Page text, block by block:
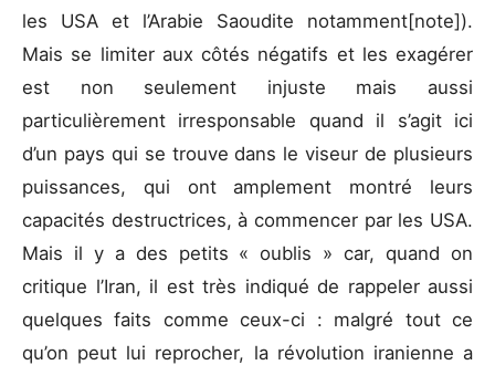
les USA et l’Arabie Saoudite notamment[note]).
Mais se limiter aux côtés négatifs et les exagérer
est non seulement injuste mais aussi
particulièrement irresponsable quand il s’agit ici
d’un pays qui se trouve dans le viseur de plusieurs
puissances, qui ont amplement montré leurs
capacités destructrices, à commencer par les USA.
Mais il y a des petits « oublis » car, quand on
critique l’Iran, il est très indiqué de rappeler aussi
quelques faits comme ceux-ci : malgré tout ce
qu’on peut lui reprocher, la révolution iranienne a